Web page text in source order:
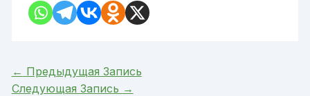
← Предыдущая Запись
Следующая Запись →